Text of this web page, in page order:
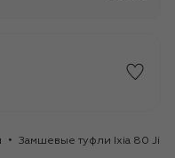
Замшевые туфли Ixia 80